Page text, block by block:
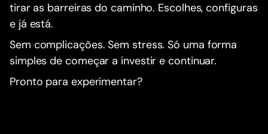
tirar as barreiras do caminho. Escolhes, configuras
e já está.
Sem complicações. Sem stress. Só uma forma
simples de começar a investir e continuar.
Pronto para experimentar?